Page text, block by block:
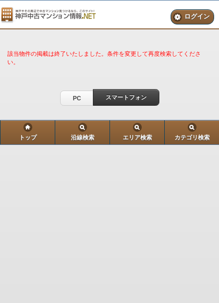
ログイン
該当物件の掲載は終了いたしました。条件を変更して再度検索してくださ
い。
PC スマートフォン
トップ 沿線検索 エリア検索 カテゴリ検索